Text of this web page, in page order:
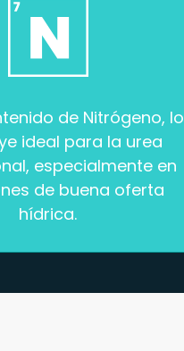
de Nitrógeno, lo
ideal para la urea
especialmente en
de buena oferta
hídrica.